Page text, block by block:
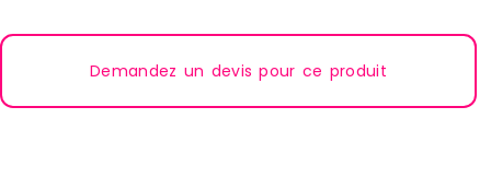
piècesSichtlagerboxen Leitfähig / ESD
Matière : steel Délai de livraison : 5-7
0,8
Marque :
Matière :
Demandez un devis pour ce produit